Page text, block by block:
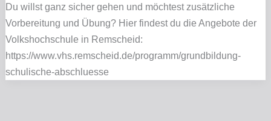
Du willst ganz sicher gehen und möchtest zusätzliche
Vorbereitung und Übung? Hier findest du die Angebote der
Volkshochschule in Remscheid:
https://www.vhs.remscheid.de/programm/grundbildung-
schulische-abschluesse